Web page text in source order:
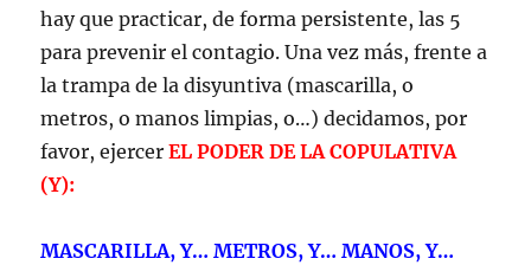
hay que practicar, de forma persistente, las 5
para prevenir el contagio. Una vez más, frente a
la trampa de la disyuntiva (mascarilla, o
metros, o manos limpias, o…) decidamos, por
favor, ejercerEL PODER DE LA COPULATIVA
(Y):
MASCARILLA, Y… METROS, Y… MANOS, Y…